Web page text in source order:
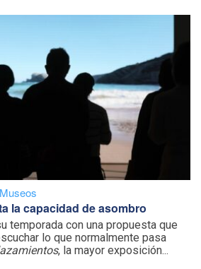
Museos
la capacidad de asombro
temporada con una propuesta que
lo que normalmente pasa
, la mayor exposición...